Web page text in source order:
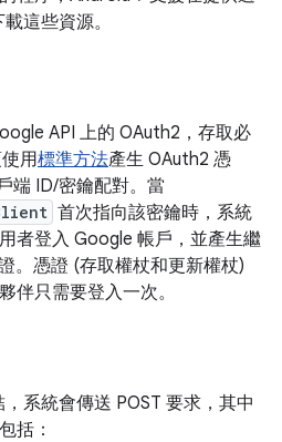
這些資源。
API 上的 OAuth2，存取必
用標準方法產生 OAuth2 憑
端 ID/密鑰配對。當
首次指向該密鑰時，系統
者登入 Google 帳戶，並產生繼
。憑證 (存取權杖和更新權杖)
伴只需要登入一次。
系統會傳送 POST 要求，其中
括：